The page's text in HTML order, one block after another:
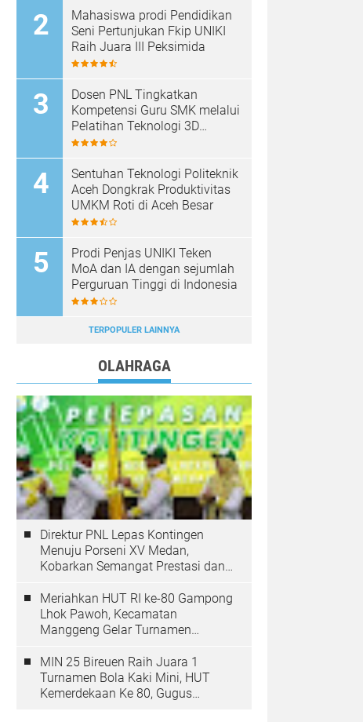
Mahasiswa prodi Pendidikan
Seni Pertunjukan Fkip UNIKI
Raih Juara III Peksimida
Dosen PNL Tingkatkan
Kompetensi Guru SMK melalui
Pelatihan Teknologi 3D
Printing
Sentuhan Teknologi Politeknik
Aceh Dongkrak Produktivitas
UMKM Roti di Aceh Besar
Prodi Penjas UNIKI Teken
MoA dan IA dengan sejumlah
Perguruan Tinggi di Indonesia
TERPOPULER LAINNYA
OLAHRAGA
Direktur PNL Lepas Kontingen
Menuju Porseni XV Medan,
Kobarkan Semangat Prestasi dan
Meriahkan HUT RI ke-80 Gampong
Lhok Pawoh, Kecamatan
Manggeng Gelar Turnamen
MIN 25 Bireuen Raih Juara 1
Turnamen Bola Kaki Mini, HUT
Kemerdekaan Ke 80, Gugus